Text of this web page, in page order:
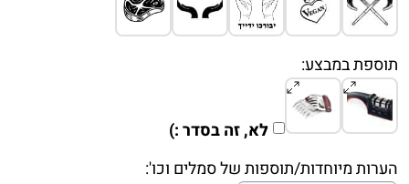
תוספת במבצע:
לא, זה בסדר :)
הערות מיוחדות/תוספות של סמלים וכו':